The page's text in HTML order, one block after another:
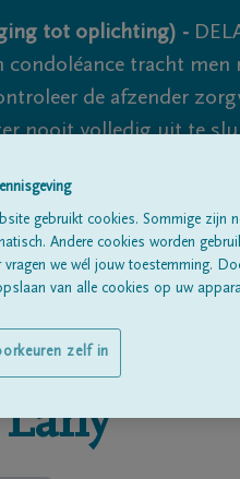
tot oplichting) -
tracht
de afzender
nooit volledig uit te
gebruikt cookies. Sommige zijn
Andere cookies worden
vragen we wél jouw toestemming.
van alle cookies op uw
zelf in